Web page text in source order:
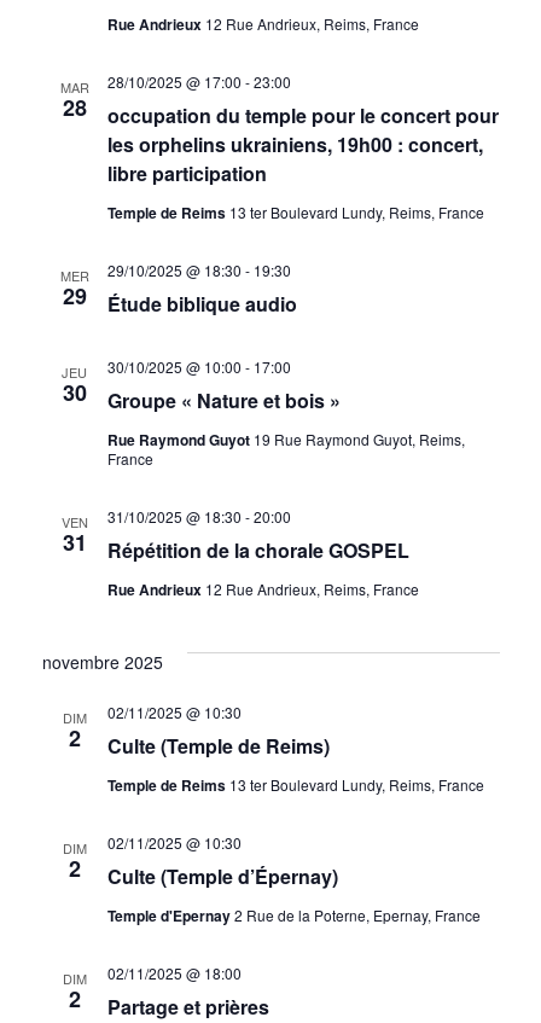
Rue Andrieux 12 Rue Andrieux, Reims, France
MAR
28
occupation du temple pour le concert pour
les orphelins ukrainiens, 19h00 : concert,
libre participation
28/10/2025 @ 17:00 -23:00
Temple de Reims 13 ter Boulevard Lundy, Reims, France
MER
29 Étude biblique audio
29/10/2025 @ 18:30 - 19:30
JEU
30 Groupe « Nature et bois »
30/10/2025 @ 10:00 - 17:00
Rue Raymond Guyot 19 Rue Raymond Guyot, Reims,
France
VEN
31 Répétition de la chorale GOSPEL
31/10/2025 @ 18:30 -20:00
Rue Andrieux 12 Rue Andrieux, Reims, France
novembre 2025
DIM
2 Culte (Temple de Reims)
02/11/2025 @ 10:30
Temple de Reims 13 ter Boulevard Lundy, Reims, France
DIM
2 Culte (Temple d’Épernay)
02/11/2025 @ 10:30
Temple d'Epernay2 Rue de la Poterne, Epernay, France
DIM
2 Partage et prières
02/11/2025 @ 18:00